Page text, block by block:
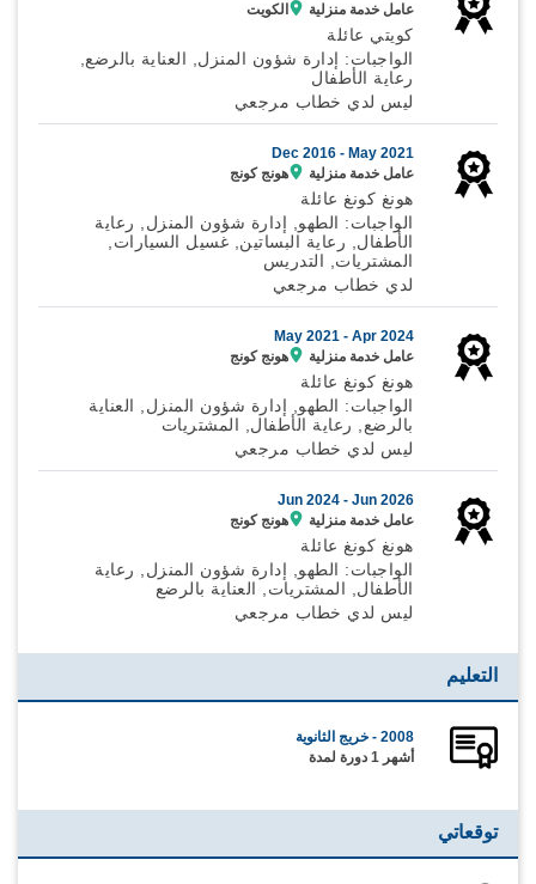
عامل خدمة منزلية
الكويت
كويتي عائلة
الواجبات: إدارة شؤون المنزل, العناية بالرضع,
رعاية الأطفال
ليس لدي خطاب مرجعي
Dec 2016 - May 2021
عامل خدمة منزلية
هونج كونج
هونغ كونغ عائلة
الواجبات: الطهو, إدارة شؤون المنزل, رعاية
الأطفال, رعاية البساتين, غسيل السيارات,
المشتريات, التدريس
لدي خطاب مرجعي
May 2021 - Apr 2024
عامل خدمة منزلية
هونج كونج
هونغ كونغ عائلة
الواجبات: الطهو, إدارة شؤون المنزل, العناية
بالرضع, رعاية الأطفال, المشتريات
ليس لدي خطاب مرجعي
Jun 2024 - Jun 2026
عامل خدمة منزلية
هونج كونج
هونغ كونغ عائلة
الواجبات: الطهو, إدارة شؤون المنزل, رعاية
الأطفال, المشتريات, العناية بالرضع
ليس لدي خطاب مرجعي
التعليم
2008 - خريج الثانوية
أشهر 1 دورة لمدة
توقعاتي